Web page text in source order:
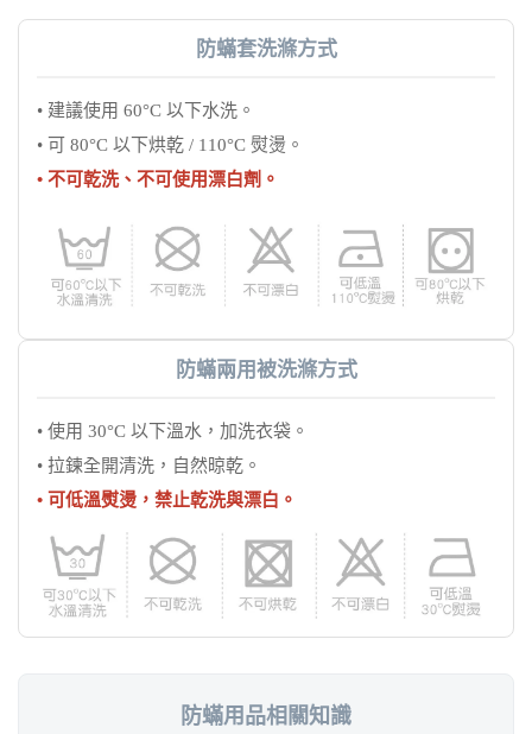
防蟎套洗滌方式
• 建議使用 60°C 以下水洗。
• 可 80°C 以下烘乾 / 110°C 熨燙。
• 不可乾洗、不可使用漂白劑。
防蟎兩用被洗滌方式
• 使用 30°C 以下溫水，加洗衣袋。
• 拉鍊全開清洗，自然晾乾。
• 可低溫熨燙，禁止乾洗與漂白。
防蟎用品相關知識